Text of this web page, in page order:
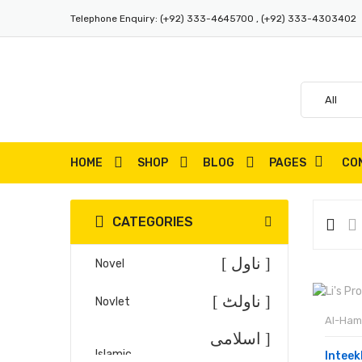
Telephone Enquiry: (+92) 333-4645700 , (+92) 333-4303402
HOME SHOP BLOG PAGES
Al-
CATEGORIES
Novel [ ناول ]
Novlet [ ناولٹ ]
Islamic
[ اسلامی